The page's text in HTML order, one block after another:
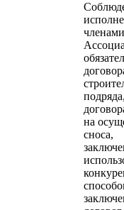
членами
на
сноса,